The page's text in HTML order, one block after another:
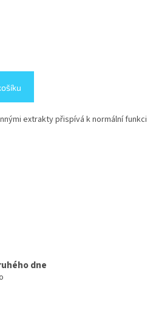
extrakty přispívá k normální funkci
dne